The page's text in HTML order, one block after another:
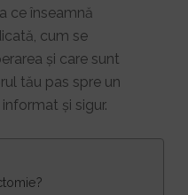
ce înseamnă
cum se
și care sunt
tău pas spre un
și sigur.